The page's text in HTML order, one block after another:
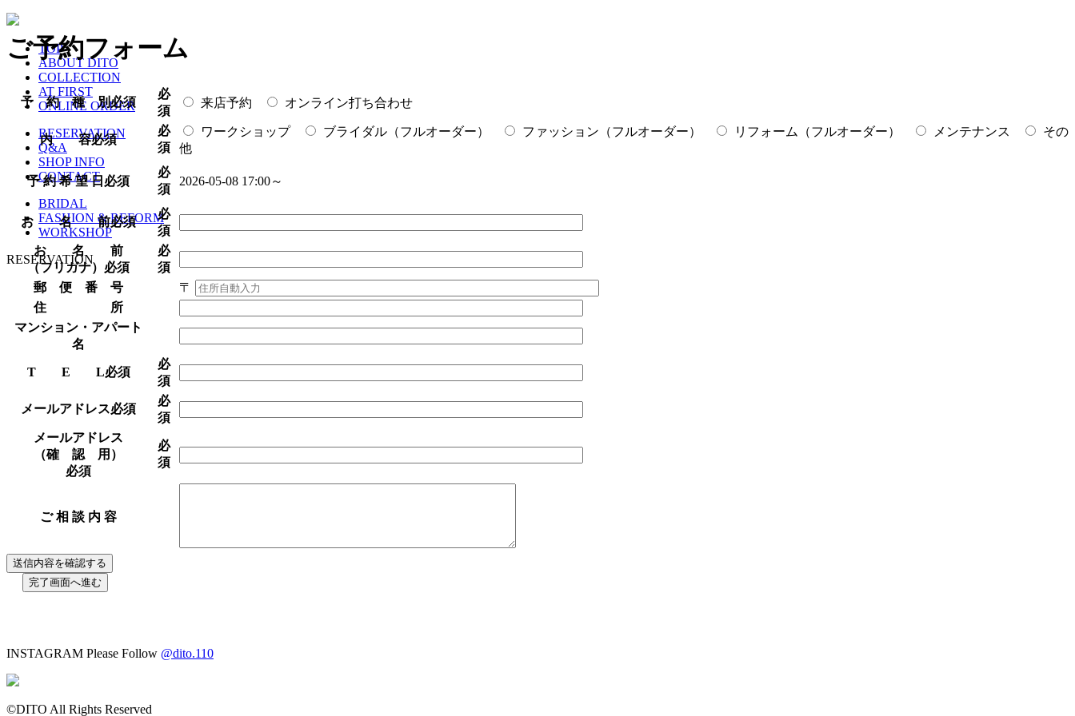
TOP
ABOUT DITO
COLLECTION
AT FIRST
ONLINE ORDER
RESERVATION
Q&A
SHOP INFO
CONTACT
BRIDAL
FASHION & REFORM
WORKSHOP
RESERVATION
ご予約フォーム
予 約 種 別必須
必
須
来店予約 オンライン打ち合わせ
内 容必須
必
須
ワークショップ ブライダル（フルオーダー） ファッション（フルオーダー） リフォーム（フルオーダー） メンテナンス
その
他
予 約 希 望 日 必須
必
須
2026-05-08 17:00～
お 名 前必須
必
須
お 名 前
（フリガナ） 必須
必
須
郵 便 番 号
〒
住 所
マンション・アパート
名
T E L必須
必
須
メールアドレス必須
必
須
メールアドレス
（確 認 用）
必須
必
須
ご 相 談 内 容
INSTAGRAM Please Follow @dito.110
©DITO All Rights Reserved